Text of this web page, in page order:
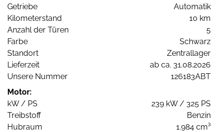
Getriebe
Automatik
Kilometerstand
10 km
Anzahl der Türen
5
Farbe
Schwarz
Standort
Zentrallager
Lieferzeit
ab ca. 31.08.2026
Unsere Nummer
126183ABT
Motor:
kW / PS
239 kW / 325 PS
Treibstoff
Benzin
Hubraum
1.984 cm³